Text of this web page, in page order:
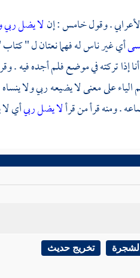
. وقول خامس : إنلا يضل ربي
أي غير ناس له فهما نعتان ل "
إذا تركته في موضع فلم أجده فيه .
على معنى لا يضيعه ربي ولا
. ومنه قرأ من قرألا يضل ربيأي
تخريج حديث